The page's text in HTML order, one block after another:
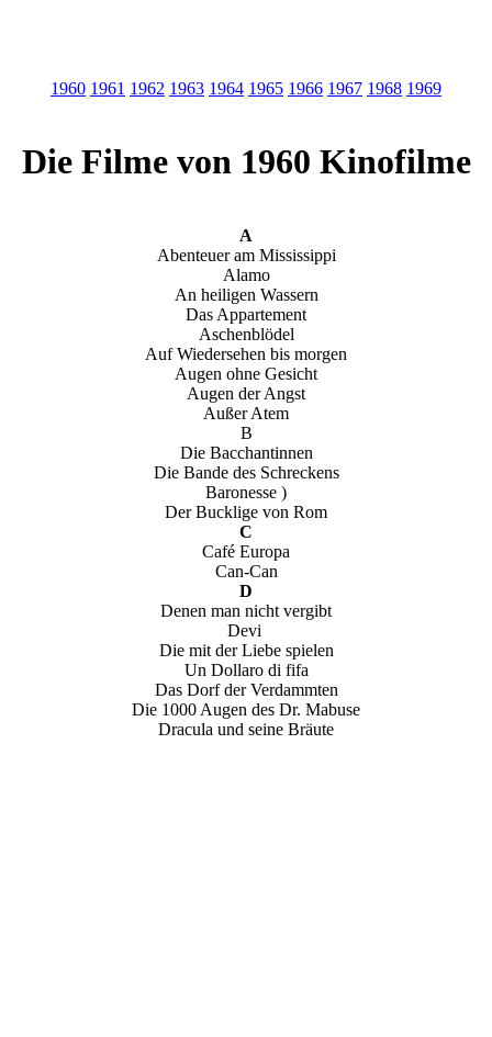
1960 1961 1962 1963 1964 1965 1966 1967 1968 1969
Die Filme von 1960 Kinofilme
A
Abenteuer am Mississippi
Alamo
An heiligen Wassern
Das Appartement
Aschenblödel
Auf Wiedersehen bis morgen
Augen ohne Gesicht
Augen der Angst
Außer Atem
B
Die Bacchantinnen
Die Bande des Schreckens
Baronesse )
Der Bucklige von Rom
C
Café Europa
Can-Can
D
Denen man nicht vergibt
Devi
Die mit der Liebe spielen
Un Dollaro di fifa
Das Dorf der Verdammten
Die 1000 Augen des Dr. Mabuse
Dracula und seine Bräute